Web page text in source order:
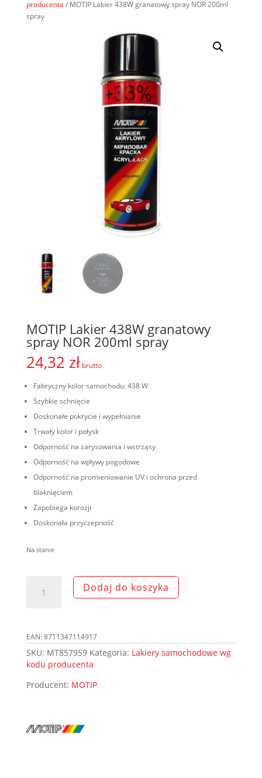
producenta / MOTIP Lakier 438W granatowy spray NOR 200ml
spray
MOTIP Lakier 438W granatowy
spray NOR 200ml spray
24,32 zł brutto
Fabryczny kolor samochodu: 438 W
Szybkie schnięcie
Doskonałe pokrycie i wypełnianie
Trwały kolor i połysk
Odporność na zarysowania i wstrząsy
Odporność na wpływy pogodowe
Odporność na promieniowanie UV i ochrona przed
blaknięciem
Zapobiega korozji
Doskonała przyczepność
Na stanie
MOTIP
spray
NOR
200ml
Dodaj do koszyka
EAN:8711347114917
SKU: MT857959 Kategoria: Lakiery samochodowe wg
kodu producenta
Producent: MOTIP